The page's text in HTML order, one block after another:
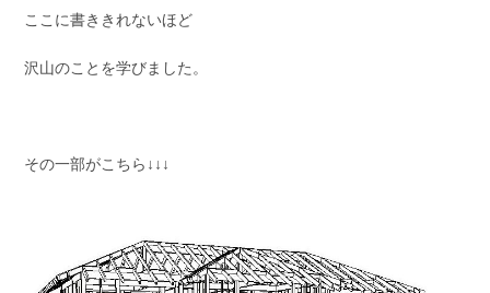
ここに書ききれないほど
沢山のことを学びました。
その一部がこちら↓↓↓